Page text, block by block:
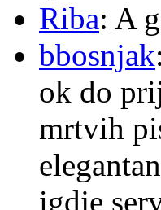
Riba: A
bbosnjak
ok do
mrtvih
igdje